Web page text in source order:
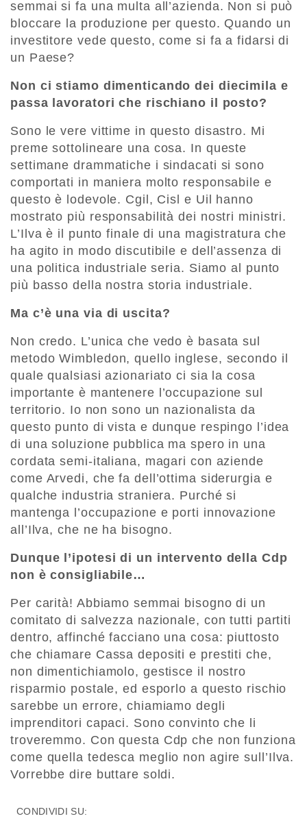
semmai si fa una multa all’azienda. Non si può
bloccare la produzione per questo. Quando un
investitore vede questo, come si fa a fidarsi di
un Paese?
Non ci stiamo dimenticando dei diecimila e
passa lavoratori che rischiano il posto?
Sono le vere vittime in questo disastro. Mi
preme sottolineare una cosa. In queste
settimane drammatiche i sindacati si sono
comportati in maniera molto responsabile e
questo è lodevole. Cgil, Cisl e Uil hanno
mostrato più responsabilità dei nostri ministri.
L’Ilva è il punto finale di una magistratura che
ha agito in modo discutibile e dell’assenza di
una politica industriale seria. Siamo al punto
più basso della nostra storia industriale.
Ma c’è una via di uscita?
Non credo. L’unica che vedo è basata sul
metodo Wimbledon, quello inglese, secondo il
quale qualsiasi azionariato ci sia la cosa
importante è mantenere l’occupazione sul
territorio. Io non sono un nazionalista da
questo punto di vista e dunque respingo l’idea
di una soluzione pubblica ma spero in una
cordata semi-italiana, magari con aziende
come Arvedi, che fa dell’ottima siderurgia e
qualche industria straniera. Purché si
mantenga l’occupazione e porti innovazione
all’Ilva, che ne ha bisogno.
Dunque l’ipotesi di un intervento della Cdp
non è consigliabile…
Per carità! Abbiamo semmai bisogno di un
comitato di salvezza nazionale, con tutti partiti
dentro, affinché facciano una cosa: piuttosto
che chiamare Cassa depositi e prestiti che,
non dimentichiamolo, gestisce il nostro
risparmio postale, ed esporlo a questo rischio
sarebbe un errore, chiamiamo degli
imprenditori capaci. Sono convinto che li
troveremmo. Con questa Cdp che non funziona
come quella tedesca meglio non agire sull’Ilva.
Vorrebbe dire buttare soldi.
CONDIVIDI SU: